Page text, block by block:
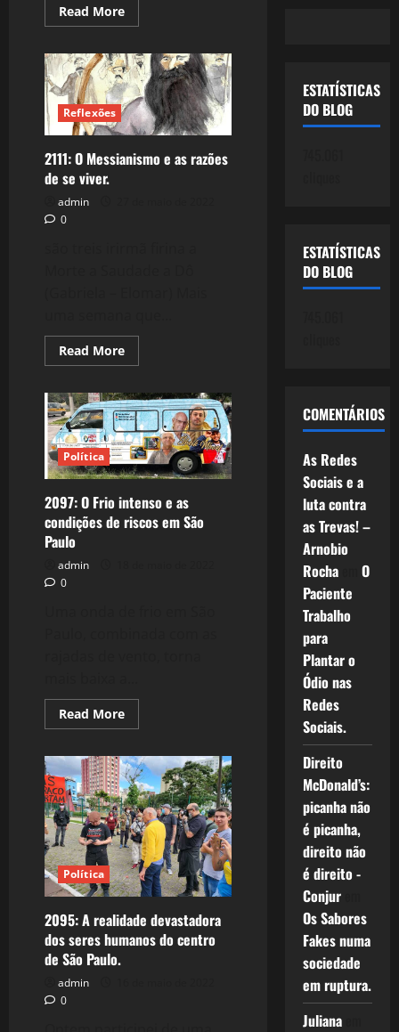
Read MoreRead
more
FOME
–
O
Projeto
Político
do
GOLPE
Elite:
Reflexões
2111: O Messianismo e as razões
de se viver.
admin
0
Read MoreRead
more
O
Messianismo
e
as
razões
de
se
Política
2097: O Frio intenso e as
condições de riscos em São
Paulo
admin
0
Read MoreRead
more
O
Frio
intenso
e
as
condições
de
riscos
em
São
Paulo
Política
2095: A realidade devastadora
dos seres humanos do centro
de São Paulo.
admin
0
ESTATÍSTICAS
DO BLOG
ESTATÍSTICAS
DO BLOG
COMENTÁRIOS
As Redes
Sociais e a
luta contra
as Trevas! –
Arnobio
Rochaem O
Paciente
Trabalho
para
Plantar o
Ódio nas
Redes
Sociais.
Direito
McDonald’s:
picanha não
é picanha,
direito não
é direito -
Conjurem
Os Sabores
Fakes numa
sociedade
em ruptura.
Julianaem